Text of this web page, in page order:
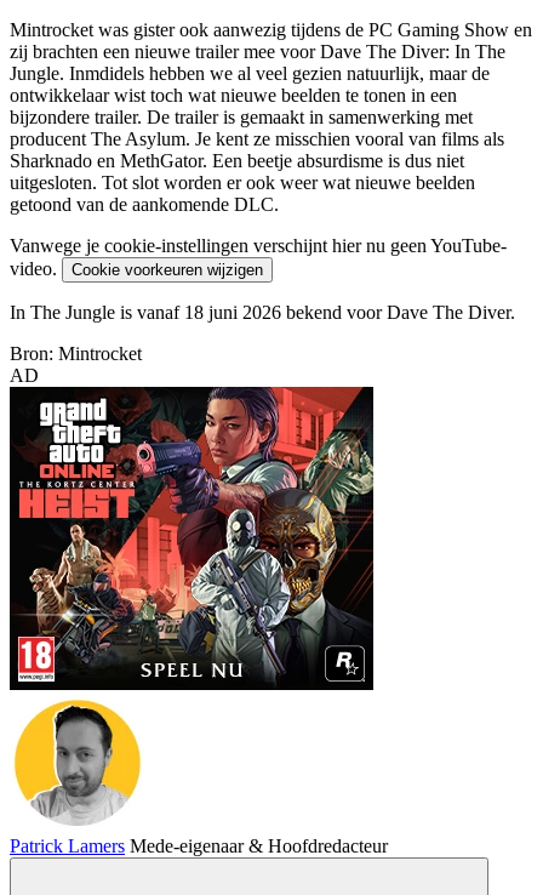
Mintrocket was gister ook aanwezig tijdens de PC Gaming Show en
zij brachten een nieuwe trailer mee voor Dave The Diver: In The
Jungle. Inmdidels hebben we al veel gezien natuurlijk, maar de
ontwikkelaar wist toch wat nieuwe beelden te tonen in een
bijzondere trailer. De trailer is gemaakt in samenwerking met
producent The Asylum. Je kent ze misschien vooral van films als
Sharknado en MethGator. Een beetje absurdisme is dus niet
uitgesloten. Tot slot worden er ook weer wat nieuwe beelden
getoond van de aankomende DLC.
Vanwege je cookie-instellingen verschijnt hier nu geen YouTube-
video.
Cookie voorkeuren wijzigen
In The Jungle is vanaf 18 juni 2026 bekend voor Dave The Diver.
Bron: Mintrocket
AD
Patrick Lamers Mede-eigenaar & Hoofdredacteur